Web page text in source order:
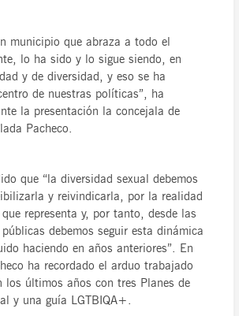
municipio que abraza a todo el
lo ha sido y lo sigue siendo, en
y de diversidad, y eso se ha
de nuestras políticas”, ha
la presentación la concejala de
Pacheco.
que “la diversidad sexual debemos
y reivindicarla, por la realidad
representa y, por tanto, desde las
debemos seguir esta dinámica
haciendo en años anteriores”. En
ha recordado el arduo trabajado
los últimos años con tres Planes de
y una guía LGTBIQA+.